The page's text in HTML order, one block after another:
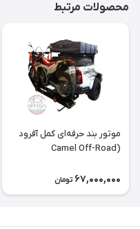
محصولات مرتبط
موتور بند حرفه‌ای کمل آفرود
(Camel Off-Road
67,000,000 تومان